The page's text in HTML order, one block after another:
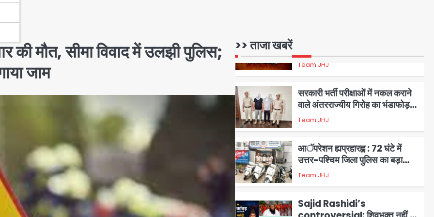
की मौत, सीमा विवाद में उलझी पुलिस;
जाम
>> ताजा खबरें
2
3
सरकारी भर्ती परीक्षाओं में नकल कराने
वाले अंतरराज्यीय गिरोह का भंडाफोड़,
मास्टरमाइंड समेत 7 गिरफ्तार
Team JHJ
4
आॅपरेशन ह्यप्रहारह्ण : 72 घंटे में
उत्तर-पश्चिम जिला पुलिस का बड़ा
एक्शन
Team JHJ
Sajid Rashidi’s
controversial: शिवभक्त नहीं,
आतंकवादी हैं’, मौलाना का कांवड़ियों पर